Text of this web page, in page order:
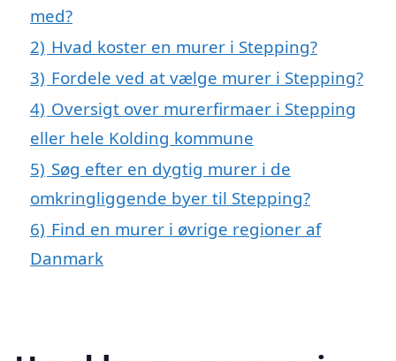
med?
2) Hvad koster en murer i Stepping?
3) Fordele ved at vælge murer i Stepping?
4) Oversigt over murerfirmaer i Stepping
eller hele Kolding kommune
5) Søg efter en dygtig murer i de
omkringliggende byer til Stepping?
6) Find en murer i øvrige regioner af
Danmark